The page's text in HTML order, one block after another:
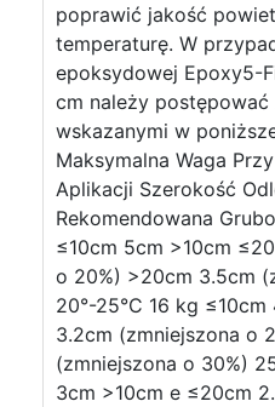
poprawić jakość
temperaturę. W
epoksydowej Epoxy5-
cm należy
wskazanymi w
Maksymalna Waga
Aplikacji Szerokość
Rekomendowana
≤10cm 5cm >10cm
o 20%) >20cm 3.5cm
20°-25°C 16 kg
3.2cm (zmniejszona o
(zmniejszona o 30%)
3cm >10cm e ≤20cm